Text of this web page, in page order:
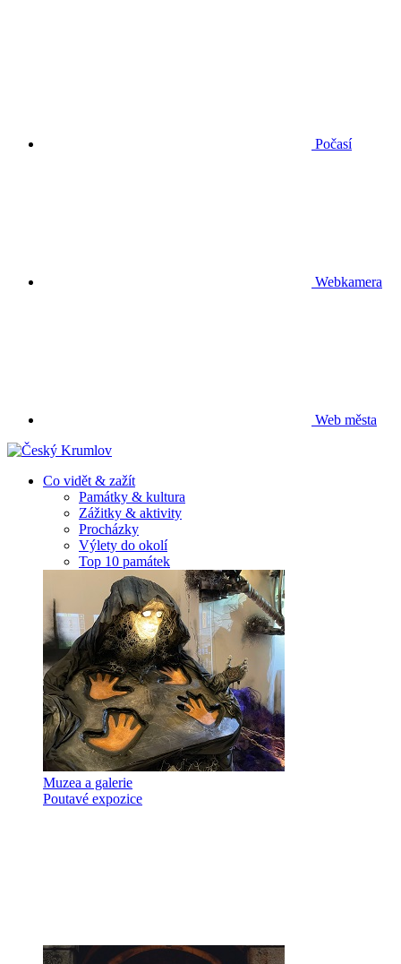
Počasí
Webkamera
Web města
Co vidět & zažít
Památky & kultura
Zážitky & aktivity
Procházky
Výlety do okolí
Top 10 památek
Muzea a galerie
Poutavé expozice